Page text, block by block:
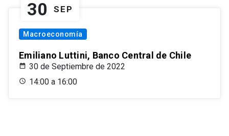
30 SEP
Macroeconomía
Emiliano Luttini, Banco Central de Chile
30 de Septiembre de 2022
14:00 a 16:00